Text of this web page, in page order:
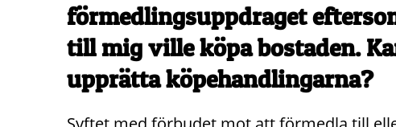
förmedlingsuppdraget
till mig ville köpa bostaden.
upprätta köpehandlingarna?